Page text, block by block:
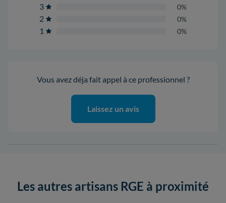
3 0%
2 0%
1 0%
Vous avez déja fait appel à ce professionnel ?
Laissez un avis
Les autres artisans RGE à proximité